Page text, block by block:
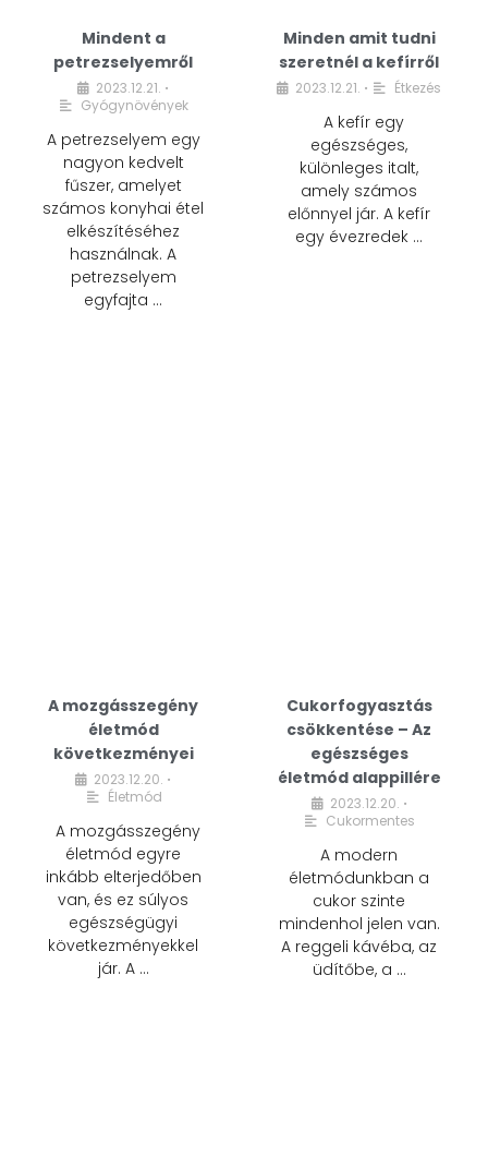
Mindent a
petrezselyemről
2023.12.21. •
Gyógynövények
A petrezselyem egy
nagyon kedvelt
fűszer, amelyet
számos konyhai étel
elkészítéséhez
használnak. A
petrezselyem
egyfajta …
Minden amit tudni
szeretnél a kefírről
2023.12.21. • Étkezés
A kefír egy
egészséges,
különleges italt,
amely számos
előnnyel jár. A kefír
egy évezredek …
A mozgásszegény
életmód
következményei
2023.12.20. •
Életmód
A mozgásszegény
életmód egyre
inkább elterjedőben
van, és ez súlyos
egészségügyi
következményekkel
jár. A …
Cukorfogyasztás
csökkentése – Az
egészséges
életmód alappillére
2023.12.20. •
Cukormentes
A modern
életmódunkban a
cukor szinte
mindenhol jelen van.
A reggeli kávéba, az
üdítőbe, a …